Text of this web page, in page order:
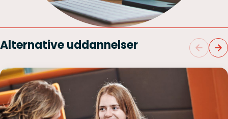
Alternative uddannelser